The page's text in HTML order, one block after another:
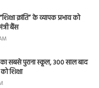
क्रांति” के व्यापक प्रभाव को
बैंस
सबसे पुराना स्कूल, 300 साल बाद
शिक्षा